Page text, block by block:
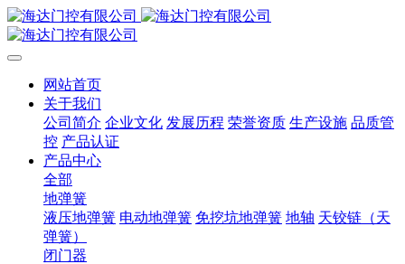
网站首页
关于我们
公司简介 企业文化 发展历程 荣誉资质 生产设施 品质管
控 产品认证
产品中心
全部
地弹簧
液压地弹簧 电动地弹簧 免挖坑地弹簧 地轴 天铰链（天
弹簧）
闭门器